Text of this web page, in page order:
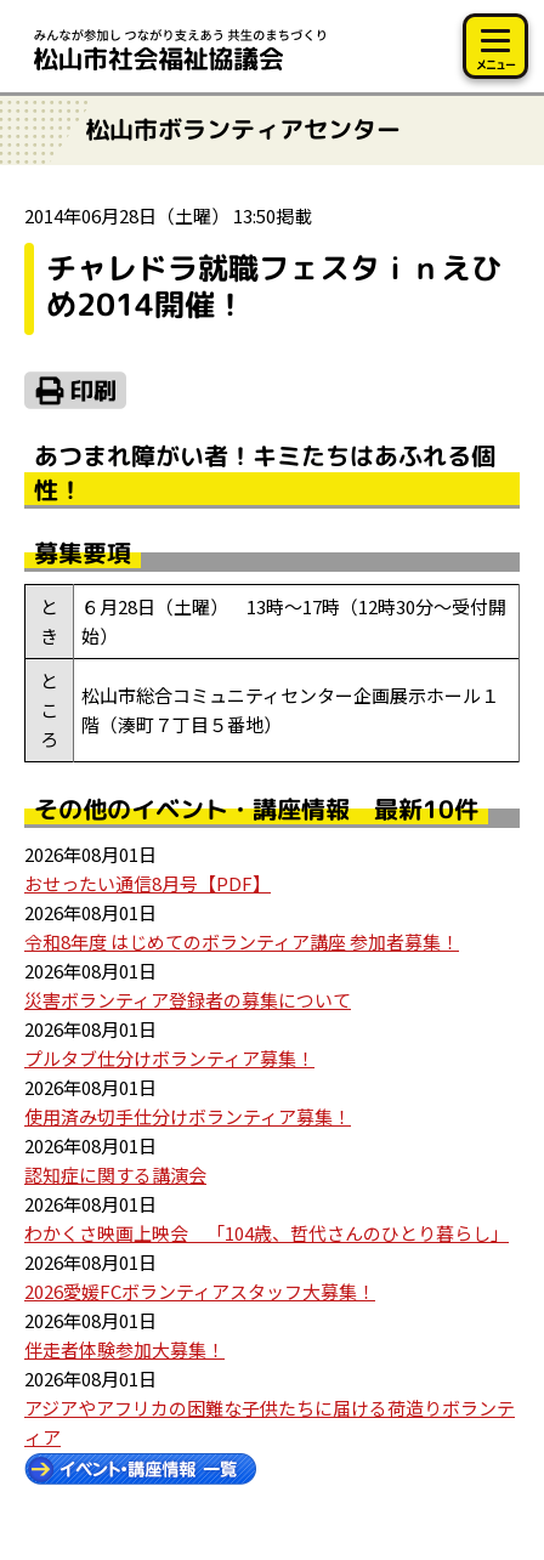
メニュー
松山市ボランティアセンター
2014年06月28日（土曜） 13:50掲載
チャレドラ就職フェスタｉｎえひ
め2014開催！
あつまれ障がい者！キミたちはあふれる個
性！
募集要項
と
き
６月28日（土曜） 13時～17時（12時30分～受付開
始）
と
こ
ろ
松山市総合コミュニティセンター企画展示ホール１
階（湊町７丁目５番地）
その他のイベント・講座情報 最新10件
2026年08月01日
おせったい通信8月号【PDF】
2026年08月01日
令和8年度 はじめてのボランティア講座 参加者募集！
2026年08月01日
災害ボランティア登録者の募集について
2026年08月01日
プルタブ仕分けボランティア募集！
2026年08月01日
使用済み切手仕分けボランティア募集！
2026年08月01日
認知症に関する講演会
2026年08月01日
わかくさ映画上映会 「104歳、哲代さんのひとり暮らし」
2026年08月01日
2026愛媛FCボランティアスタッフ大募集！
2026年08月01日
伴走者体験参加大募集！
2026年08月01日
アジアやアフリカの困難な子供たちに届ける荷造りボランテ
ィア